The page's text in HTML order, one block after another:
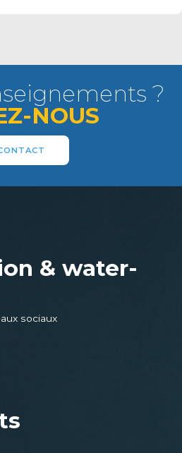
?
NOUS
& water-
sociaux